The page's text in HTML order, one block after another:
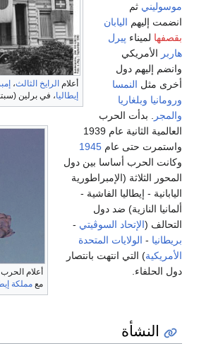
أعلام الرايخ الثالث،
إيطاليا، في برلين (سبتمبر
أعلام الحرب
مع مملكة
موسوليني ثم
انضمت إليهم اليابان
بقصفها لميناء پيرل
هاربر الأمريكي
وانضم إليهم دول
أخرى مثل النمسا
ورومانيا وبلغاريا
والمجر . بدأت الحرب
العالمية الثانية عام 1939
واستمرت حتى عام 1945
وكانت الحرب أساسا بين دول
المحور الثلاثة (الإمبراطورية
اليابانية - إيطاليا الفاشية -
ألمانيا النازية) ضد دول
التحالف (الإتحاد السوڤيتي -
بريطانيا - الولايات المتحدة
الأمريكية) التي انتهت بانتصار
دول الحلفاء.
النشأة